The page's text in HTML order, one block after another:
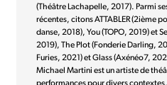
(Théâtre Lachapelle, 2017). Parmi
récentes, citons ATTABLER (2ième
danse, 2018), You (TOPO, 2019) et
2019), The Plot (Fonderie Darling,
Furies, 2021) et Glass (Axénéo7,
Michael Martini est un artiste de